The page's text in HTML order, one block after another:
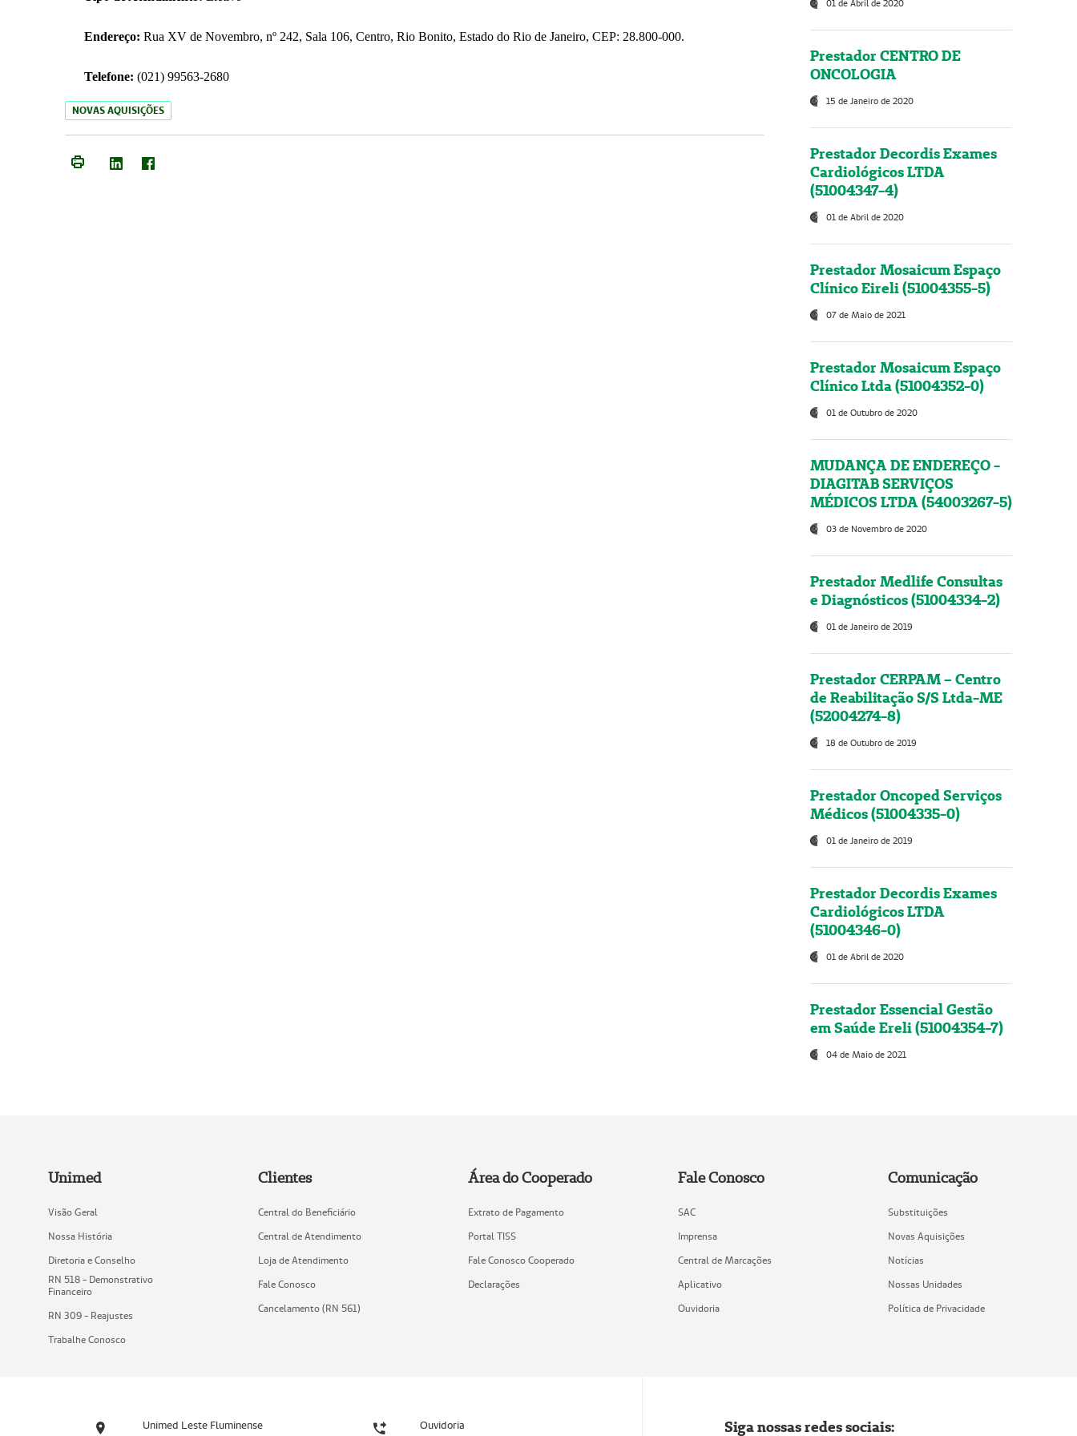
Endereço: Rua XV de Novembro, nº 242, Sala 106, Centro, Rio Bonito, Estado do Rio de Janeiro, CEP: 28.800-000.
Telefone: (021) 99563-2680
NOVAS AQUISIÇÕES
01 de Abril de 2020
Prestador CENTRO DE
ONCOLOGIA
15 de Janeiro de 2020
Prestador Decordis Exames
Cardiológicos LTDA
(51004347-4)
01 de Abril de 2020
Prestador Mosaicum Espaço
Clínico Eireli (51004355-5)
07 de Maio de 2021
Prestador Mosaicum Espaço
Clínico Ltda (51004352-0)
01 de Outubro de 2020
MUDANÇA DE ENDEREÇO -
DIAGITAB SERVIÇOS
MÉDICOS LTDA (54003267-5)
03 de Novembro de 2020
Prestador Medlife Consultas
e Diagnósticos (51004334-2)
01 de Janeiro de 2019
Prestador CERPAM – Centro
de Reabilitação S/S Ltda-ME
(52004274-8)
18 de Outubro de 2019
Prestador Oncoped Serviços
Médicos (51004335-0)
01 de Janeiro de 2019
Prestador Decordis Exames
Cardiológicos LTDA
(51004346-0)
01 de Abril de 2020
Prestador Essencial Gestão
em Saúde Ereli (51004354-7)
04 de Maio de 2021
Unimed
Visão Geral
Nossa História
Diretoria e Conselho
RN 518 - Demonstrativo
Financeiro
RN 309 - Reajustes
Trabalhe Conosco
Clientes
Central do Beneficiário
Central de Atendimento
Loja de Atendimento
Fale Conosco
Cancelamento (RN 561)
Área do Cooperado
Extrato de Pagamento
Portal TISS
Fale Conosco Cooperado
Declarações
Fale Conosco
SAC
Imprensa
Central de Marcações
Aplicativo
Ouvidoria
Comunicação
Substituições
Novas Aquisições
Notícias
Nossas Unidades
Política de Privacidade
Unimed Leste Fluminense Ouvidoria Siga nossas redes sociais: